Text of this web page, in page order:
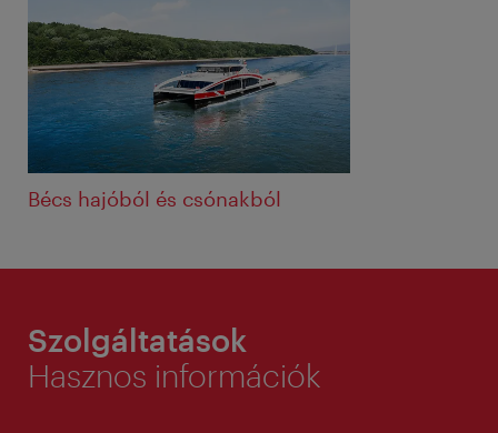
Bécs hajóból és csónakból
Szolgáltatások
Hasznos információk